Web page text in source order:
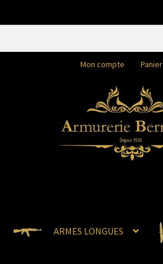
Mon compte Panier
ARMES LONGUES